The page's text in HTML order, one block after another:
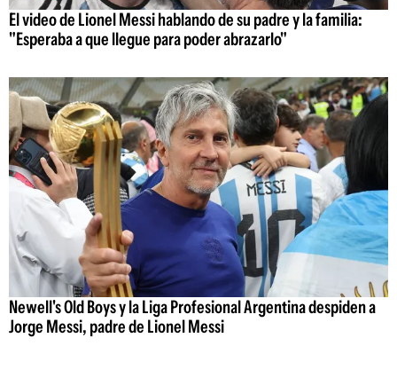
El video de Lionel Messi hablando de su padre y la familia:
"Esperaba a que llegue para poder abrazarlo"
Newell's Old Boys y la Liga Profesional Argentina despiden a
Jorge Messi, padre de Lionel Messi